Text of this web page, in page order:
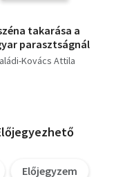
takarása a
parasztságnál
Kovács Attila
Előjegyzem